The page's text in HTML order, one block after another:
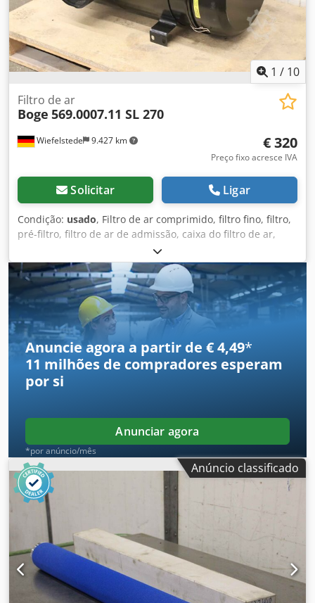
1 / 10
Wiefelstede 9.427 km
Filtro de ar
Boge 569.0007.11 SL 270
€ 320
Preço fixo acresce IVA
Solicitar Ligar
Condição: usado, Filtro de ar comprimido, filtro fino, filtro,
pré-filtro, filtro de ar de admissão, caixa do filtro de ar,
caixa do filtro de ar, filtro de ar do gerador -Fabricante:
Boge, filtro de admissão do compressor tipo SL 270 -Tipo:
569.0007.11 -Ansaugfilterpatrone: 569.0007.31
Djdpfoppdhgox Af Eewa -Indicador de manutenção:
569000503 -Dimensões: 530/440/H850 mm -Peso: 28 kg
Anuncie agora a partir de € 4,49*
11 milhões de compradores esperam
por si
Anunciar agora
*por anúncio/mês
Anúncio classificado